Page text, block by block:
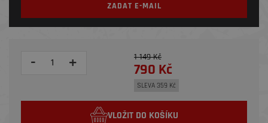
ZADAT E-MAIL
- + 1 149 Kč
790 Kč
SLEVA 359 Kč
VLOŽIT DO KOŠÍKU